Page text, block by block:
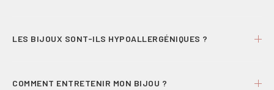
cela est indiqué. Tous sont conçus pour un porté confortable
LES BIJOUX SONT-ILS HYPOALLERGÉNIQUES ?
COMMENT ENTRETENIR MON BIJOU ?